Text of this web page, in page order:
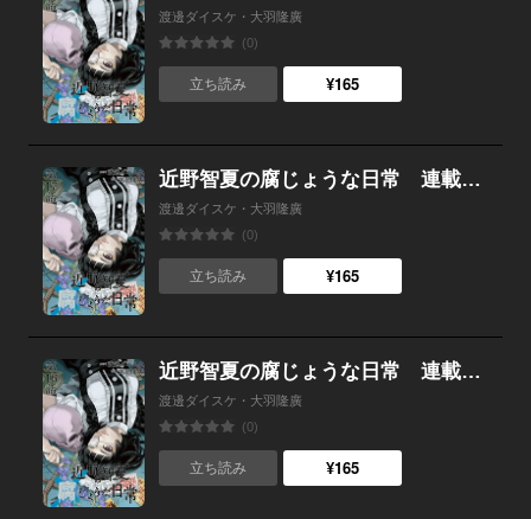
渡邊ダイスケ・大羽隆廣
(0)
立ち読み ¥165
近野智夏の腐じょうな日常 連載版 第１７話 魂の行方
渡邊ダイスケ・大羽隆廣
(0)
立ち読み ¥165
近野智夏の腐じょうな日常 連載版 第１６話 宿怨の叫び
渡邊ダイスケ・大羽隆廣
(0)
立ち読み ¥165